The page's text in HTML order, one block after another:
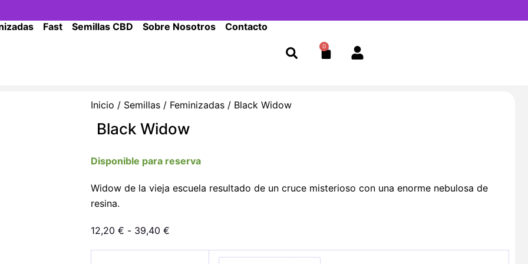
Fast Semillas CBD Sobre Nosotros Contacto
0
Cart
Inicio / Semillas/ Feminizadas/ Black Widow
Black Widow
Disponible para reserva
Widow de la vieja escuela resultado de un cruce misterioso con una enorme nebulosa de
resina.
12,20 € - 39,40 €Rango